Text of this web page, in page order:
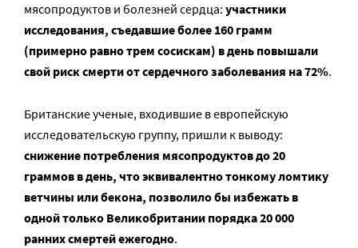
мясопродуктов и болезней сердца: участники
исследования, съедавшие более 160 грамм
(примерно равно трем сосискам) в день повышали
свой риск смерти от сердечного заболевания на 72%.
Британские ученые, входившие в европейскую
исследовательскую группу, пришли к выводу:
снижение потребления мясопродуктов до 20
граммов в день, что эквивалентно тонкому ломтику
ветчины или бекона, позволило бы избежать в
одной только Великобритании порядка 20 000
ранних смертей ежегодно.